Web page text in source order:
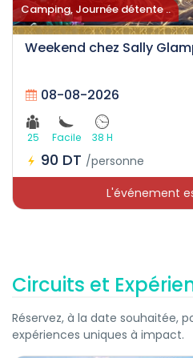
Camping, Journée détente ..
Weekend chez Sally
08-08-2026
25 Facile 38 H
90 DT /personne
L'événement
Circuits et
Réservez, à la date souhaitée,
expériences uniques à impact.